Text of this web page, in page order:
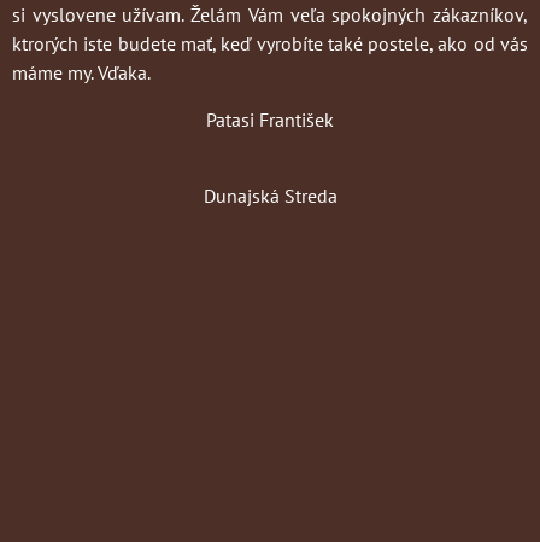
si vyslovene užívam. Želám Vám veľa spokojných zákazníkov,
ktrorých iste budete mať, keď vyrobíte také postele, ako od vás
máme my. Vďaka.
Patasi František
Dunajská Streda